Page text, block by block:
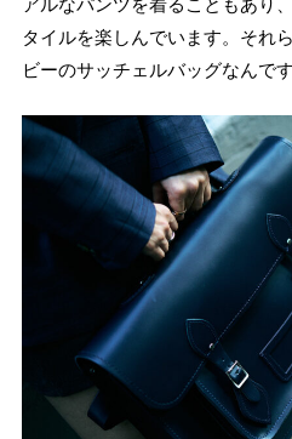
タイルを楽しんでいます。それ
ビーのサッチェルバッグなんです